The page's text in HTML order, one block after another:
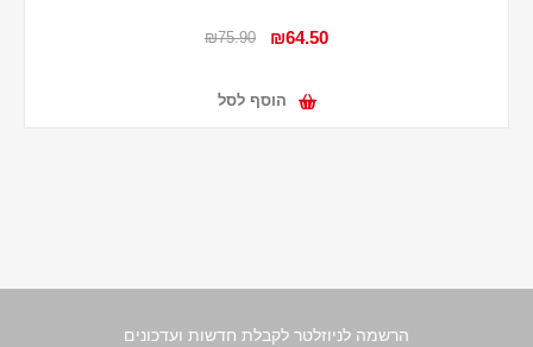
₪64.50
₪75.90
הוסף לסל
הרשמה לניוזלטר לקבלת חדשות ועדכונים